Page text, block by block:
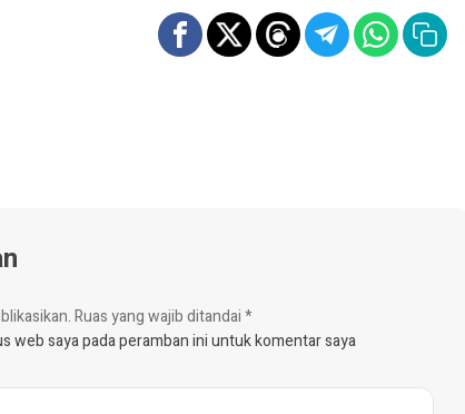
Ruas yang wajib ditandai*
web saya pada peramban ini untuk komentar saya